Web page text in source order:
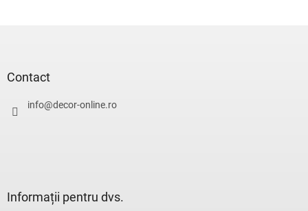
Contact
info@decor-online.ro
Informații pentru dvs.